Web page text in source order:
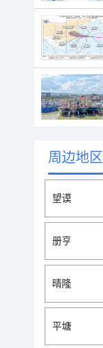
周边地区
望谟
册亨
晴隆
平塘